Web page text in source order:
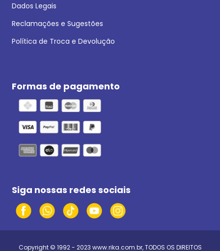
Dados Legais
Reclamações e Sugestões
Política de Troca e Devolução
Formas de pagamento
Siga nossas redes sociais
Copyright © 1992 - 2023 www.rika.com.br, TODOS OS DIREITOS